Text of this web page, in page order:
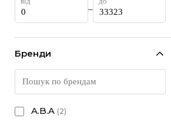
–
Бренди
A.B.A (2)